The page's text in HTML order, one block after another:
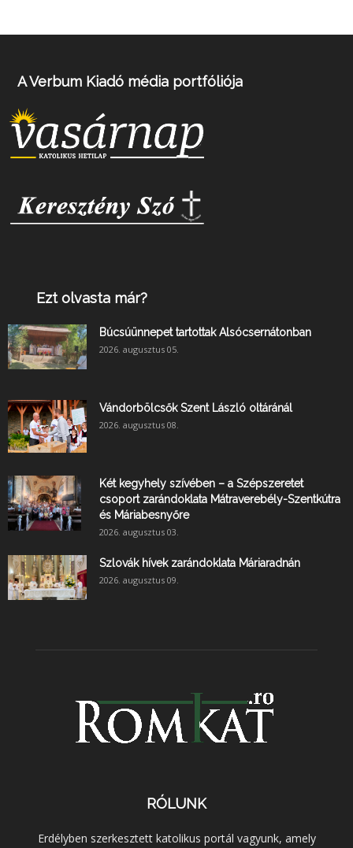
A Verbum Kiadó média portfóliója
Ezt olvasta már?
Búcsúünnepet tartottak Alsócsernátonban
2026. augusztus 05.
Vándorbölcsők Szent László oltáránál
2026. augusztus 08.
Két kegyhely szívében – a Szépszeretet
csoport zarándoklata Mátraverebély-Szentkútra
és Máriabesnyőre
2026. augusztus 03.
Szlovák hívek zarándoklata Máriaradnán
2026. augusztus 09.
RÓLUNK
Erdélyben szerkesztett katolikus portál vagyunk, amely